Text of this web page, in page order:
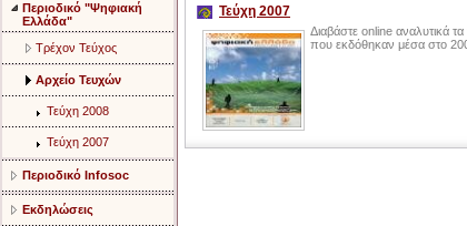
Περιοδικό "Ψηφιακή
Ελλάδα"
Τρέχον Τεύχος
Αρχείο Τευχών
Τεύχη 2008
Τεύχη 2007
Περιοδικό Infosoc
Εκδηλώσεις
Τεύχη 2007
Διαβάστε online αναλυτικά
που εκδόθηκαν μέσα στο